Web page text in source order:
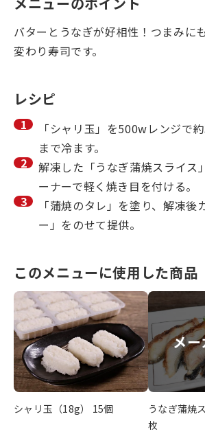
バターとうなぎが好相性！つまみに
変わり寿司です。
レシピ
「シャリ玉」を500wレンジで
まで冷ます。
解凍した「うなぎ蒲焼スライ
ーナーで軽く焼き目を付ける。
「蒲焼のタレ」を塗り、解凍後
ー」をのせて提供。
このメニューに使用した商品
シャリ玉（18g） 15個
メ
うなぎ蒲焼
枚